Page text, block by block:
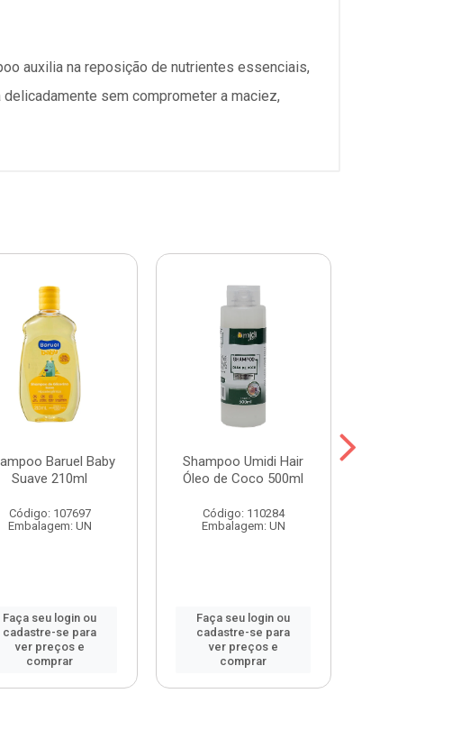
auxilia na reposição de nutrientes essenciais,
sem comprometer a maciez,
Baruel Baby
Suave 210ml
Código: 107697
Embalagem: UN
Faça seu login ou
cadastre-se para
ver preços e
comprar
Shampoo Umidi Hair
Óleo de Coco 500ml
Código: 110284
Embalagem: UN
Faça seu login ou
cadastre-se para
ver preços e
comprar